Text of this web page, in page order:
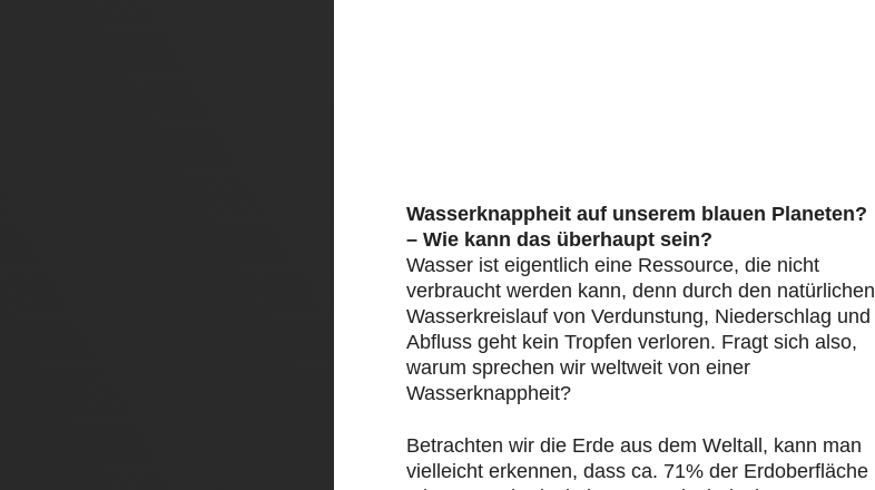
Wasserknappheit auf unserem blauen Planeten?
– Wie kann das überhaupt sein?
Wasser ist eigentlich eine Ressource, die nicht
verbraucht werden kann, denn durch den natürlichen
Wasserkreislauf von Verdunstung, Niederschlag und
Abfluss geht kein Tropfen verloren. Fragt sich also,
warum sprechen wir weltweit von einer
Wasserknappheit?
Betrachten wir die Erde aus dem Weltall, kann man
vielleicht erkennen, dass ca. 71% der Erdoberfläche